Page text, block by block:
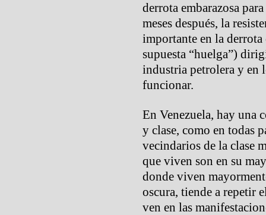
derrota embarazosa
meses después, la
importante en la
supuesta “huelga”)
industria petrolera y en
funcionar.
En Venezuela, hay una
y clase, como en todas
vecindarios de la clase
que viven son en su
donde viven
oscura, tiende a repetir
ven en las